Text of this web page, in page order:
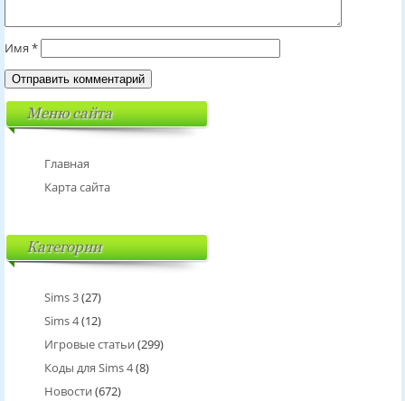
Имя *
Меню сайта
Главная
Карта сайта
Категории
Sims 3(27)
Sims 4(12)
Игровые статьи (299)
Коды для Sims 4(8)
Новости (672)